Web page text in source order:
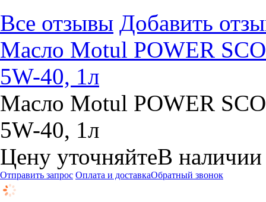
Все отзывы Добавить
Масло Motul POWER
5W-40, 1л
Масло Motul POWER
5W-40, 1л
Цену уточняйтеВ наличии
Отправить запрос Оплата и доставкаОбратный звонок